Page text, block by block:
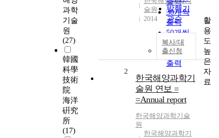
과학
기술
원
(27)
韓國
科學
技術
院
海洋
硏究
所
(17)
발행기
관순
출력
30개씩
출력
50개씩
출력
100개씩
출력
술원
2014
복사/대
출신청
2
한국해양과학기
술원 연보 =
=Annual report
한국해양과학기술
원
한국해양과학기
활
용
도
높
은
자
료